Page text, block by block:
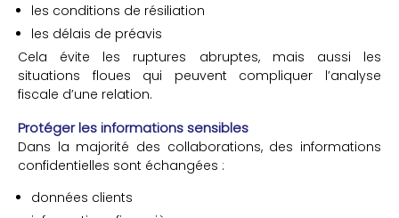
les conditions de résiliation
les délais de préavis
Cela évite les ruptures abruptes, mais aussi les
situations floues qui peuvent compliquer l’analyse
fiscale d’une relation.
Protéger les informations sensibles
Dans la majorité des collaborations, des informations
confidentielles sont échangées :
données clients